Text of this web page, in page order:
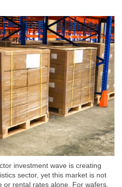
investment wave is creating
sector, yet this market is not
rental rates alone. For wafers,